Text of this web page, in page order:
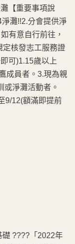
【重要事項說
灘!!2.分會提供淨
有意自行前往，
定核發志工服務證
可)1.15歲以上
成員者。3.現為親
或淨灘活動者。
9/12(額滿即提前
????「2022年